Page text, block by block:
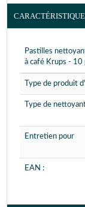
Pastilles
à café Krups - 10
Type de produit
Type de
Entretien pour
EAN :